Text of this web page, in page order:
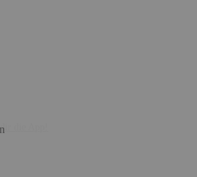
die App!